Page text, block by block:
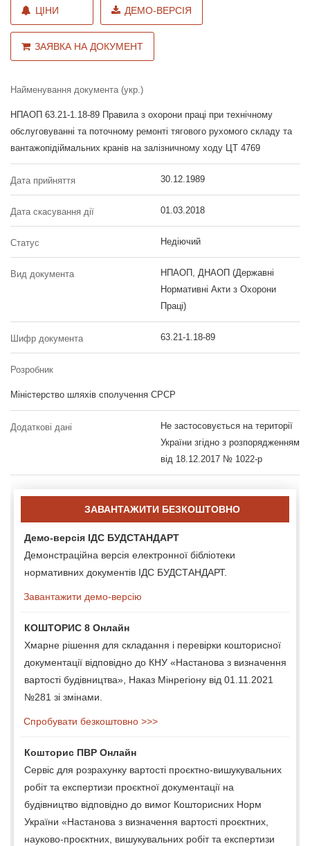
ЦІНИ ДЕМО-ВЕРСІЯ
ЗАЯВКА НА ДОКУМЕНТ
Найменування документа (укр.)
НПАОП 63.21-1.18-89 Правила з охорони праці при технічному
обслуговуванні та поточному ремонті тягового рухомого складу та
вантажопідіймальних кранів на залізничному ходу ЦТ 4769
Дата прийняття 30.12.1989
Дата скасування дії 01.03.2018
Статус Недіючий
Вид документа
НПАОП, ДНАОП (Державні
Нормативні Акти з Охорони
Праці)
Шифр документа 63.21-1.18-89
Розробник
Міністерство шляхів сполучення СРСР
Додаткові дані
Не застосовується на території
України згідно з розпорядженням
від 18.12.2017 № 1022-р
ЗАВАНТАЖИТИ БЕЗКОШТОВНО
Демо-версія ІДС БУДСТАНДАРТ
Демонстраційна версія електронної бібліотеки
нормативних документів ІДС БУДСТАНДАРТ.
Завантажити демо-версію
КОШТОРИС 8 Онлайн
Хмарне рішення для складання і перевірки кошторисної
документації відповідно до КНУ «Настанова з визначення
вартості будівництва», Наказ Мінрегіону від 01.11.2021
№281 зі змінами.
Спробувати безкоштовно >>>
Кошторис ПВР Онлайн
Сервіс для розрахунку вартості проєктно-вишукувальних
робіт та експертизи проєктної документації на
будівництво відповідно до вимог Кошторисних Норм
України «Настанова з визначення вартості проєктних,
науково-проєктних, вишукувальних робіт та експертизи